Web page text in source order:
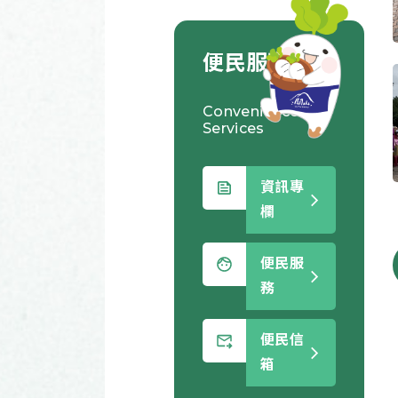
便民服務
Convenience
Services
資訊專
欄
便民服
務
便民信
箱